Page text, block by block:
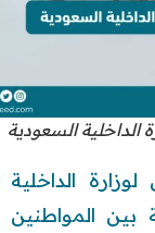
الداخلية السعودية
الداخلية
المواطنين